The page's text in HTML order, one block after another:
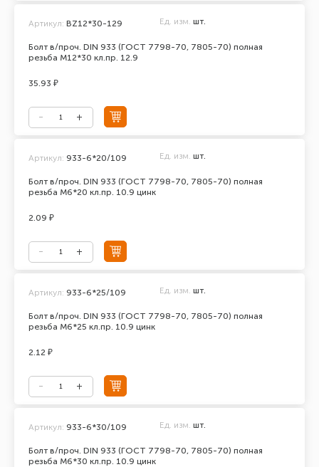
Болт в/проч. DIN 933 (ГОСТ 7798-70, 7805-70) полная
резьба М12*30 кл.пр. 12.9
Артикул: BZ12*30-129 Ед. изм. шт.
35.93 ₽
Болт в/проч. DIN 933 (ГОСТ 7798-70, 7805-70) полная
резьба М6*20 кл.пр. 10.9 цинк
Артикул: 933-6*20/109 Ед. изм. шт.
2.09 ₽
Болт в/проч. DIN 933 (ГОСТ 7798-70, 7805-70) полная
резьба М6*25 кл.пр. 10.9 цинк
Артикул: 933-6*25/109 Ед. изм. шт.
2.12 ₽
Болт в/проч. DIN 933 (ГОСТ 7798-70, 7805-70) полная
резьба М6*30 кл.пр. 10.9 цинк
Артикул: 933-6*30/109 Ед. изм. шт.